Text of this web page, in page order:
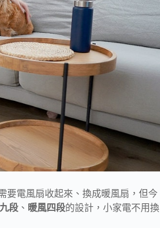
要電風扇收起來、換成暖風扇，但今
段 、 暖風四段的設計，小家電不用換